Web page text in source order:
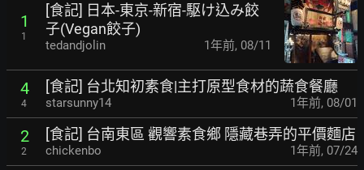
1
1
[食記] 日本-東京-新宿-駆け込み餃
子(Vegan餃子)
tedandjolin 1年前, 08/11
4
4
[食記] 台北知初素食|主打原型食材的蔬食餐廳
starsunny14 1年前, 08/01
2
2
[食記] 台南東區 觀響素食鄉 隱藏巷弄的平價麵店
chickenbo 1年前, 07/24